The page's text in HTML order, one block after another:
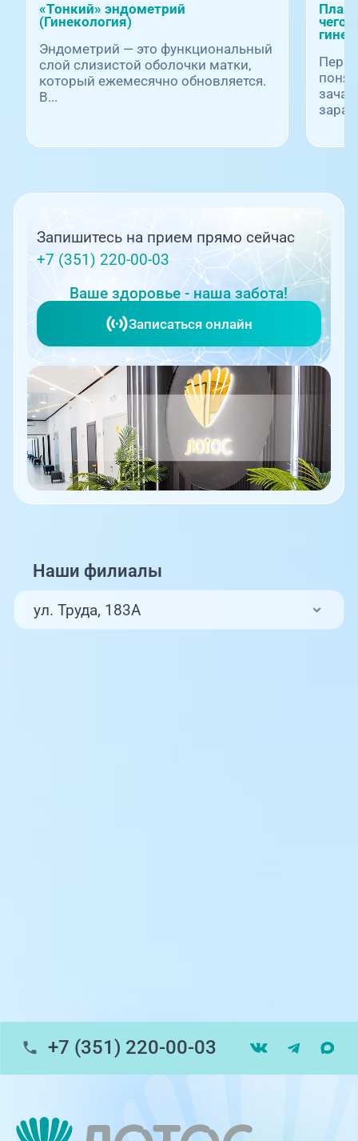
«Тонкий» эндометрий
(Гинекология)
Эндометрий — это функциональный
слой слизистой оболочки матки,
который ежемесячно обновляется.
В...
чего
Запишитесь на прием прямо сейчас
+7 (351) 220-00-03
Ваше здоровье - наша забота!
Записаться онлайн
Наши филиалы
ул. Труда, 183А
помощь)
Профосмотры, ул.Труда, 183Б
г. Златоуст, ул. Щербакова 2, строение 1
+7 (351) 220-00-03